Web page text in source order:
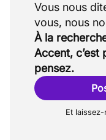
Vous nous
À la
Accent, c’est
pensez.
Et